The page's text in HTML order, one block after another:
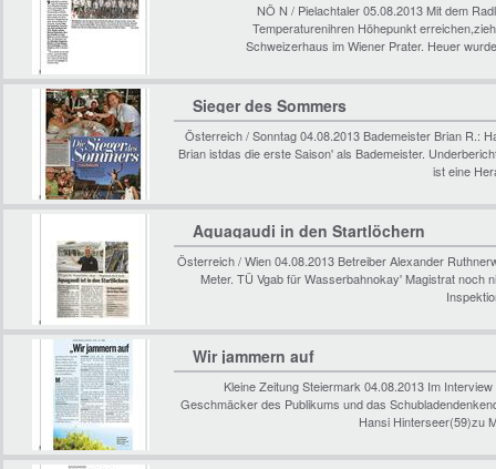
NÖ N / Pielachtaler 05.08.2013 Mit dem
Temperaturenihren Höhepunkt
Schweizerhaus im Wiener Prater. Heuer
Sieger des Sommers
Österreich / Sonntag 04.08.2013 Bademeister Brian R.:
Brian istdas die erste Saison' als Bademeister.
ist eine
Aquagaudi in den Startlöchern
Österreich / Wien 04.08.2013 Betreiber Alexander
Meter. TÜ Vgab für Wasserbahnokay' Magistrat noch
Wir jammern auf
Kleine Zeitung Steiermark 04.08.2013 Im
Geschmäcker des Publikums und das
Hansi Hinterseer(59)zu